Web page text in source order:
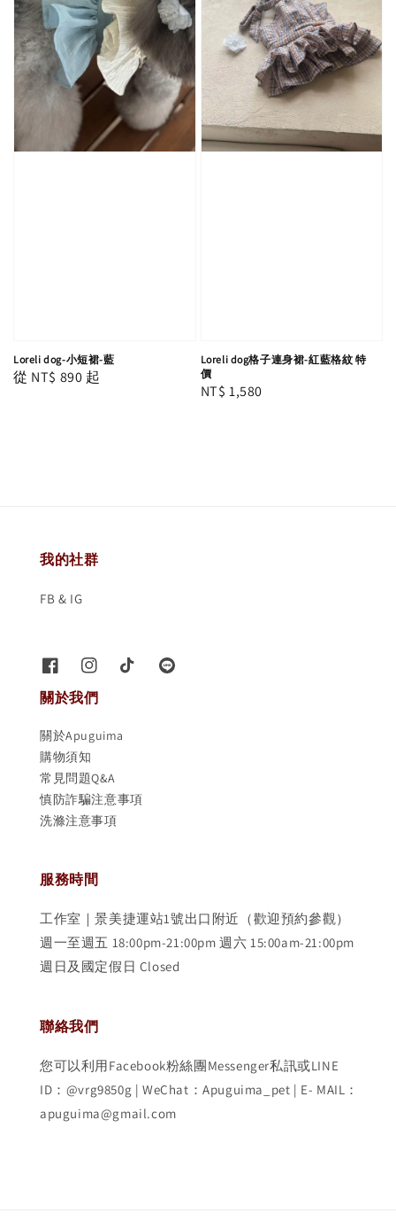
Loreli dog-小短裙-藍
Regular
從 NT$ 890 起
Loreli dog格子連身裙-紅藍格紋 特
價
Regular
NT$ 1,580
我的社群
FB & IG
關於我們
關於Apuguima
購物須知
常見問題Q&A
慎防詐騙注意事項
洗滌注意事項
服務時間
工作室｜景美捷運站1號出口附近（歡迎預約參觀）
週一至週五 18:00pm-21:00pm 週六 15:00am-21:00pm
週日及國定假日 Closed
聯絡我們
您可以利用Facebook粉絲團Messenger私訊或LINE
ID：@vrg9850g | WeChat：Apuguima_pet | E- MAIL：
apuguima@gmail.com